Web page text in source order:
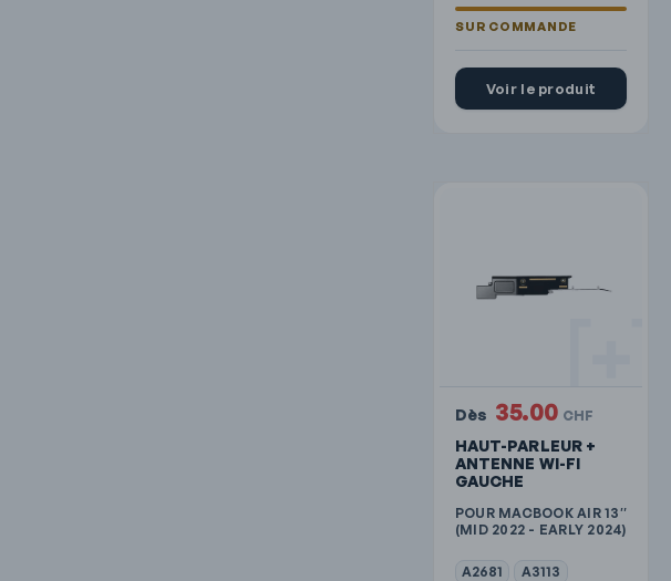
Voir le produit
HAUT-PARLEUR +
ANTENNE WI-FI
GAUCHE
POUR MACBOOK AIR 13″
(MID 2022 - EARLY 2024)
A2681 A3113
Dès 35.00 CHF